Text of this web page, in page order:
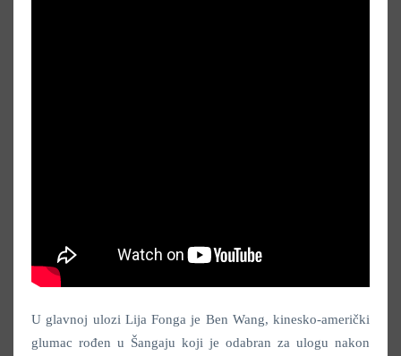
U glavnoj ulozi Lija Fonga je Ben Wang, kinesko-američki
glumac rođen u Šangaju koji je odabran za ulogu nakon